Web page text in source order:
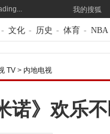
我的搜狐
- 文化 - 历史 - 体育 - NBA
TV > 内地电视
诺》欢乐